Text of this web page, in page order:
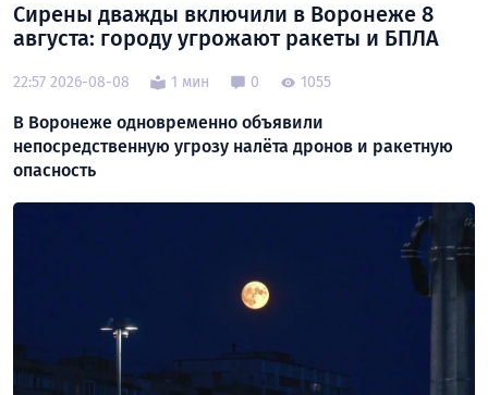
Сирены дважды включили в Воронеже 8
августа: городу угрожают ракеты и БПЛА
22:57 2026-08-08 1 мин 0 1055
В Воронеже одновременно объявили
непосредственную угрозу налёта дронов и ракетную
опасность